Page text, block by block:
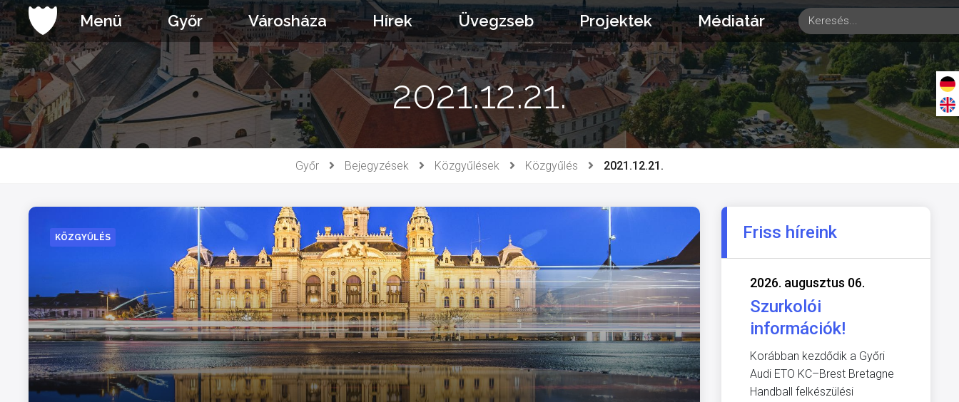
Ugrás
a
tartalomhoz
Menü Győr Városháza Hírek Üvegzseb Projektek Médiatár
2021.12.21.
Győr Bejegyzések Közgyűlések Közgyűlés 2021.12.21.
KÖZGYŰLÉS Friss híreink
2026. augusztus 06.
Szurkolói
információk!
Korábban kezdődik a Győri
Audi ETO KC–Brest Bretagne
Handball felkészülési